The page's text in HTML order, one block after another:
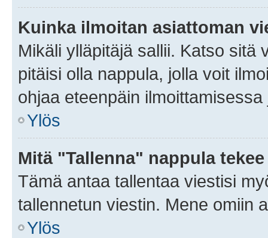
Kuinka ilmoitan asiattoman
Mikäli ylläpitäjä sallii. Katso sitä
pitäisi olla nappula, jolla voit
ohjaa eteenpäin
Ylös
Mitä "Tallenna" nappula
Tämä antaa tallentaa viestisi
tallennetun viestin. Mene omiin
Ylös